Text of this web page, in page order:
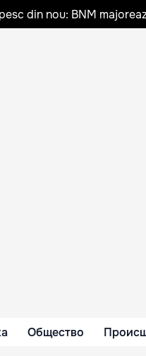
din nou: BNM
Общество